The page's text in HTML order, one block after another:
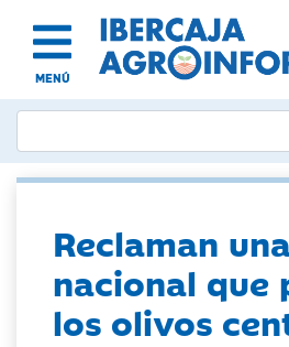
MENÚ
Reclaman
nacional que
los olivos